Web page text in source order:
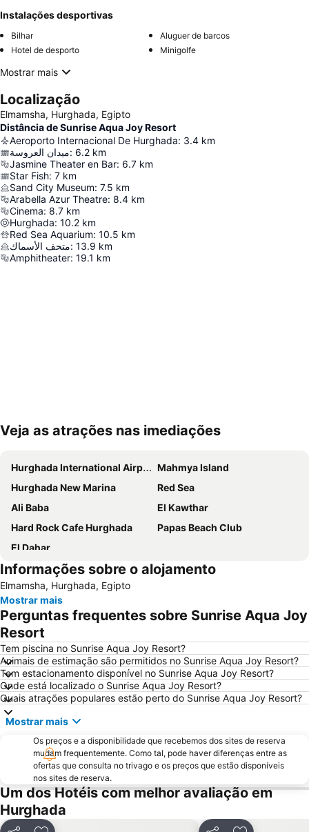
Instalações desportivas
Bilhar
Aluguer de barcos
Hotel de desporto
Minigolfe
Mostrar mais
Localização
Elmamsha, Hurghada, Egipto
Distância de Sunrise Aqua Joy Resort
Aeroporto Internacional De Hurghada: 3.4 km
ميدان العروسة: 6.2 km
Jasmine Theater en Bar: 6.7 km
Star Fish: 7 km
Sand City Museum: 7.5 km
Arabella Azur Theatre: 8.4 km
Cinema: 8.7 km
Hurghada: 10.2 km
Red Sea Aquarium: 10.5 km
متحف الأسماك: 13.9 km
Amphitheater: 19.1 km
Ampliar mapa
Veja as atrações nas imediações
Hurghada International Airport
Mahmya Island
Hurghada New Marina
Red Sea
Ali Baba
El Kawthar
Hard Rock Cafe Hurghada
Papas Beach Club
El Dahar
Informações sobre o alojamento
Elmamsha, Hurghada, Egipto
Mostrar mais
Perguntas frequentes sobre Sunrise Aqua Joy
Resort
Tem piscina no Sunrise Aqua Joy Resort?
Animais de estimação são permitidos no Sunrise Aqua Joy Resort?
Tem estacionamento disponível no Sunrise Aqua Joy Resort?
Onde está localizado o Sunrise Aqua Joy Resort?
Quais atrações populares estão perto do Sunrise Aqua Joy Resort?
Mostrar mais
Os preços e a disponibilidade que recebemos dos sites de reserva
mudam frequentemente. Como tal, pode haver diferenças entre as
ofertas que consulta no trivago e os preços que estão disponíveis
nos sites de reserva.
Um dos Hotéis com melhor avaliação em
Hurghada